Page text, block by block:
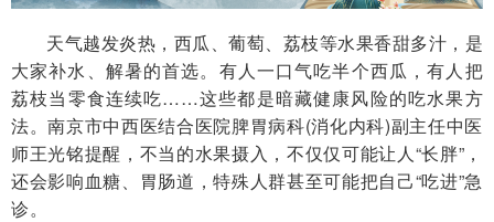
天气越发炎热，西瓜、葡萄、荔枝等水果香甜多汁，是
大家补水、解暑的首选。有人一口气吃半个西瓜，有人把
荔枝当零食连续吃……这些都是暗藏健康风险的吃水果方
法。南京市中西医结合医院脾胃病科(消化内科)副主任中医
师王光铭提醒，不当的水果摄入，不仅仅可能让人“长胖”，
还会影响血糖、胃肠道，特殊人群甚至可能把自己“吃进”急
诊。